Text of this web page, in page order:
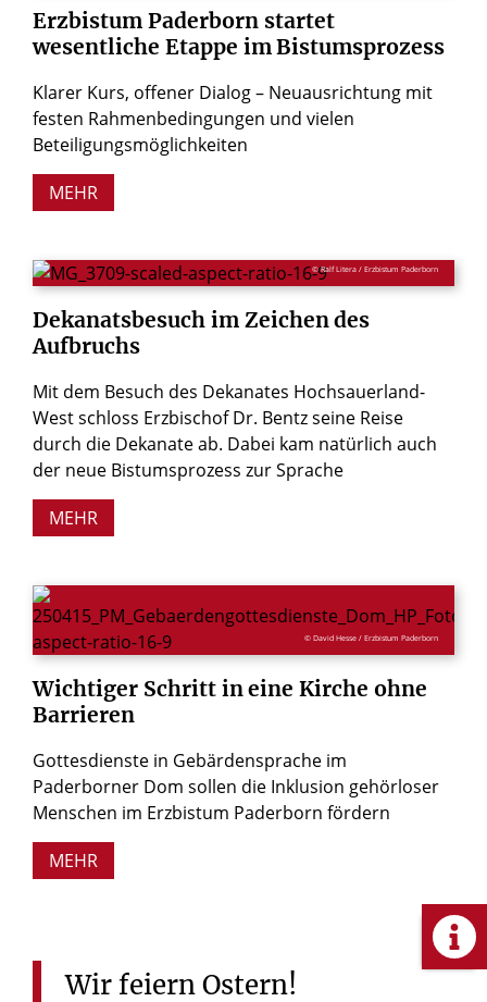
Erzbistum Paderborn startet
wesentliche Etappe imBistumsprozess
Klarer Kurs, offener Dialog – Neuausrichtung mit
festen Rahmenbedingungen und vielen
Beteiligungsmöglichkeiten
MEHR
© Ralf Litera / Erzbistum Paderborn
Dekanatsbesuch im Zeichendes
Aufbruchs
Mit dem Besuch des Dekanates Hochsauerland-
West schloss Erzbischof Dr. Bentz seine Reise
durch die Dekanate ab. Dabei kam natürlich auch
der neue Bistumsprozess zur Sprache
MEHR
© David Hesse / Erzbistum Paderborn
Wichtiger Schritt ineine Kirche ohne
Barrieren
Gottesdienste in Gebärdensprache im
Paderborner Dom sollen die Inklusion gehörloser
Menschen im Erzbistum Paderborn fördern
MEHR
WirfeiernOstern!